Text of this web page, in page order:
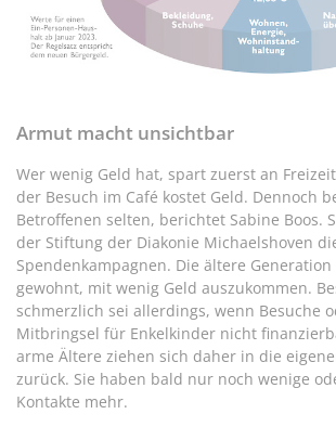
Armut macht unsichtbar
Wer wenig Geld hat, spart zuerst an
der Besuch im Café kostet Geld. Dennoch
Betroffenen selten, berichtet Sabine Boos.
der Stiftung der Diakonie Michaelshoven
Spendenkampagnen. Die ältere
gewohnt, mit wenig Geld auszukommen.
schmerzlich sei allerdings, wenn Besuche
Mitbringsel für Enkelkinder nicht
arme Ältere ziehen sich daher in die
zurück. Sie haben bald nur noch wenige
Kontakte mehr.